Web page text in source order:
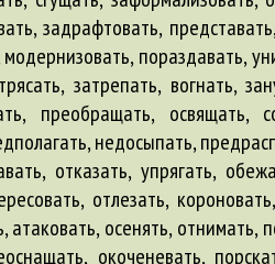
задрафтовать,
пораздавать,
затрепать, вогнать,
преобращать, освящать,
недосыпать,
отказать, упрягать,
отлезать,
атаковать, осенять, отнимать,
окоченевать,